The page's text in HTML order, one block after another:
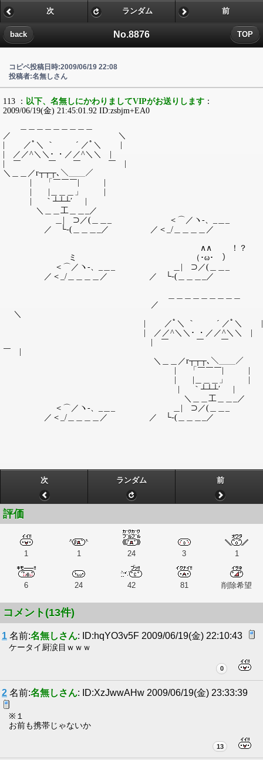
No.8876
back TOP
次 ランダム 前
コピペ投稿日時:2009/06/19 22:08
投稿者:名無しさん
113 ： 以下、名無しにかわりましてVIPがお送りします ：
2009/06/19(金) 21:45:01.92 ID:zsbjm+EA0
／ ＼
| ／ﾟ＼ ｀ ´ ／ﾟ＼ |
| ／／^＼＼･ ・／／^＼＼ |
| ￣ ￣ ￣ ￣ |
＼＿＿／r┬┬┬､＼＿＿／
| 「￣￣￣| |
| |＿＿＿」 |
| ｀┴┴┴′ |
＼＿＿工＿＿_／
＿| ⊃／(＿＿_ ＜⌒／ヽ-、_＿_
／ └-(＿＿＿_／ ／＜_/＿＿＿＿／
∧∧ ！？
ミ （･ω･ ）
＜⌒／ヽ-、_＿_ ＿| ⊃／(＿＿_
／＜_/＿＿＿＿／ ／ └-(＿＿＿_／
／
＼
| ／ﾟ＼ ｀ ´ ／ﾟ＼ |
| ／／^＼＼･ ・／／^＼＼ |
| ￣ ￣ ￣
￣ |
＼＿＿／r┬┬┬､＼＿＿／
| 「￣￣￣| |
| |＿＿＿」 |
| ｀┴┴┴′ |
＼＿＿工＿＿_／
＜⌒／ヽ-、_＿_ ＿| ⊃／(＿＿_
／＜_/＿＿＿＿／ ／ └-(＿＿＿_／
次 ランダム 前
評価
1 1 24 3 1
6 24 42 81 削除希望
コメント(13件)
1 名前:名無しさん: ID:hqYO3v5F 2009/06/19(金) 22:10:43
ケータイ厨涙目ｗｗｗ
0
2 名前:名無しさん: ID:XzJwwAHw 2009/06/19(金) 23:33:39
※１
お前も携帯じゃないか
13